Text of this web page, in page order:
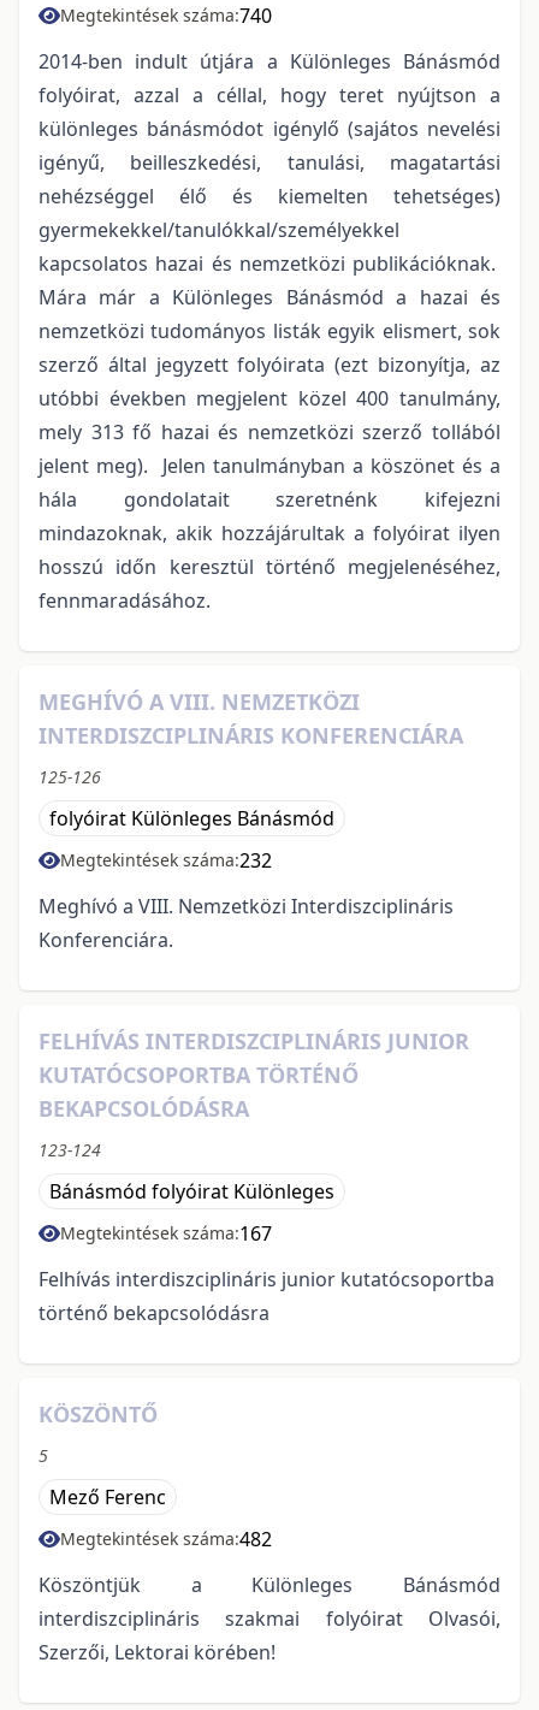
Megtekintések száma:740
2014-ben indult útjára a Különleges Bánásmód
folyóirat, azzal a céllal, hogy teret nyújtson a
különleges bánásmódot igénylő (sajátos nevelési
igényű, beilleszkedési, tanulási, magatartási
nehézséggel élő és kiemelten tehetséges)
gyermekekkel/tanulókkal/személyekkel
kapcsolatos hazai és nemzetközi publikációknak.
Mára már a Különleges Bánásmód a hazai és
nemzetközi tudományos listák egyik elismert, sok
szerző által jegyzett folyóirata (ezt bizonyítja, az
utóbbi években megjelent közel 400 tanulmány,
mely 313 fő hazai és nemzetközi szerző tollából
jelent meg). Jelen tanulmányban a köszönet és a
hála gondolatait szeretnénk kifejezni
mindazoknak, akik hozzájárultak a folyóirat ilyen
hosszú időn keresztül történő megjelenéséhez,
fennmaradásához.
MEGHÍVÓ A VIII. NEMZETKÖZI
INTERDISZCIPLINÁRIS KONFERENCIÁRA
125-126
folyóirat Különleges Bánásmód
Megtekintések száma:232
Meghívó a VIII. Nemzetközi Interdiszciplináris
Konferenciára.
FELHÍVÁS INTERDISZCIPLINÁRIS JUNIOR
KUTATÓCSOPORTBA TÖRTÉNŐ
BEKAPCSOLÓDÁSRA
123-124
Bánásmód folyóirat Különleges
Megtekintések száma:167
Felhívás interdiszciplináris junior kutatócsoportba
történő bekapcsolódásra
KÖSZÖNTŐ
5
Mező Ferenc
Megtekintések száma:482
Köszöntjük a Különleges Bánásmód
interdiszciplináris szakmai folyóirat Olvasói,
Szerzői, Lektorai körében!